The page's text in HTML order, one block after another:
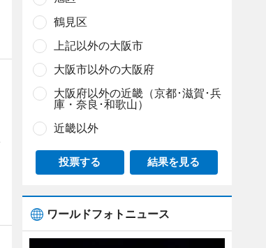
鶴見区
上記以外の大阪市
大阪市以外の大阪府
大阪府以外の近畿（京都･滋賀･兵
庫・奈良･和歌山）
近畿以外
投票する 結果を見る
ワールドフォトニュース